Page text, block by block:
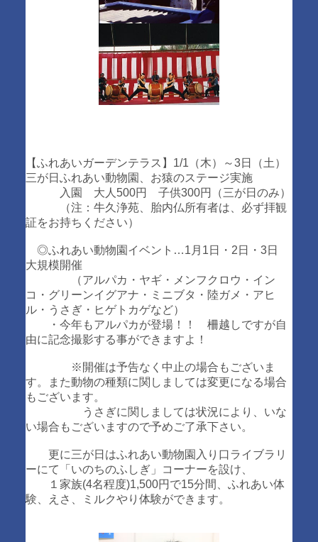
【ふれあいガーデンテラス】1/1（木）～3日（土）
三が日ふれあい動物園、お猿のステージ実施
入園 大人500円 子供300円（三が日のみ）
（注：牛久浄苑、胎内仏所有者は、必ず拝観
証をお持ちください）
◎ふれあい動物園イベント…1月1日・2日・3日
大規模開催
（アルパカ・ヤギ・メンフクロウ・イン
コ・グリーンイグアナ・ミニブタ・陸ガメ・アヒ
ル・うさぎ・ヒゲトカゲなど）
・今年もアルパカが登場！！ 柵越しですが自
由に記念撮影する事ができますよ！
※開催は予告なく中止の場合もございま
す。また動物の種類に関しましては変更になる場合
もございます。
うさぎに関しましては状況により、いな
い場合もございますので予めご了承下さい。
更に三が日はふれあい動物園入り口ライブラリ
ーにて「いのちのふしぎ」コーナーを設け、
１家族(4名程度)1,500円で15分間、ふれあい体
験、えさ、ミルクやり体験ができます。